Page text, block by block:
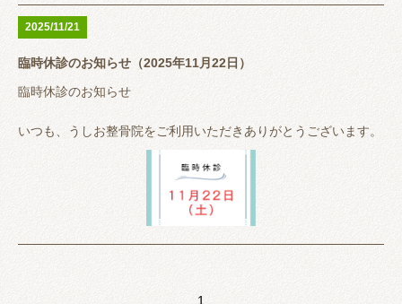
ると思います。 その場合はお電話いただけると助かります。
大変ご迷惑おかけしますがよろしくお願いいたします。
うしお整骨院は完全予約制ではありませんが、予約が埋まってい
る時は待っていただくこともありますので事前に来院が分かる方
【LINEでメッセージ 又は 電話（0647001131）】
いただけるとスムーズに案内できると思います。
2025/11/21
臨時休診のお知らせ（2025年11月22日）
臨時休診のお知らせ
いつも、うしお整骨院をご利用いただきありがとうございます。
子供の行事参加のため休診とさせていただきます。
大変ご迷惑おかけしますがよろしくお願いいたします。
1